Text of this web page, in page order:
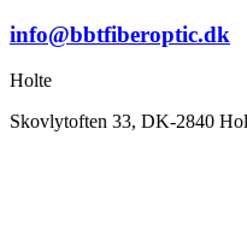
info@bbtfiberoptic.dk
Holte
Skovlytoften 33, DK-2840